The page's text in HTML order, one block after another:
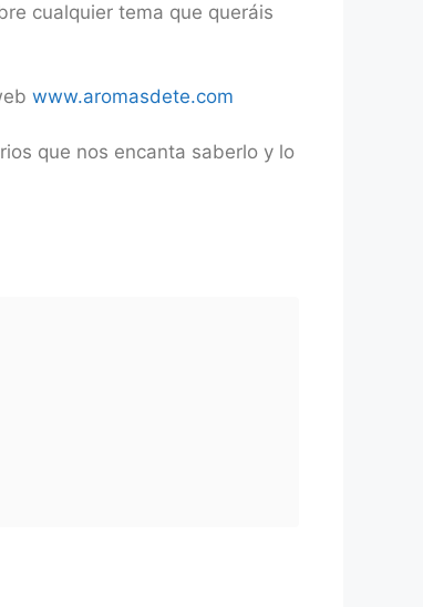
cualquier tema que queráis
www.aromasdete.com
que nos encanta saberlo y lo